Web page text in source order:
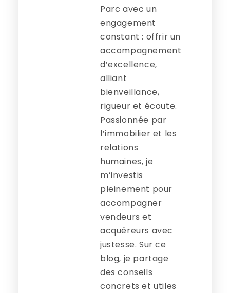
Parc avec un
engagement
constant : offrir un
accompagnement
d’excellence,
alliant
bienveillance,
rigueur et écoute.
Passionnée par
l’immobilier et les
relations
humaines, je
m’investis
pleinement pour
accompagner
vendeurs et
acquéreurs avec
justesse. Sur ce
blog, je partage
des conseils
concrets et utiles